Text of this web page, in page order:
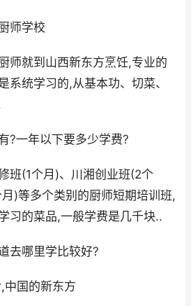
师学校
师就到山西新东方烹饪,专业的
系统学习的,从基本功、切菜、
?一年以下要多少学费?
班(1个月)、川湘创业班(2个
)等多个类别的厨师短期培训班,
习的菜品,一般学费是几千块..
去哪里学比较好?
中国的新东方